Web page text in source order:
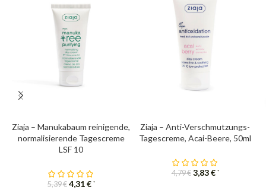
Ziaja – Manukabaum reinigende,
normalisierende Tagescreme
LSF 10
5,39€ 4,31€ *
Ziaja – Anti-Verschmutzungs-
Tagescreme, Acai-Beere, 50ml
4,79€ 3,83€ *